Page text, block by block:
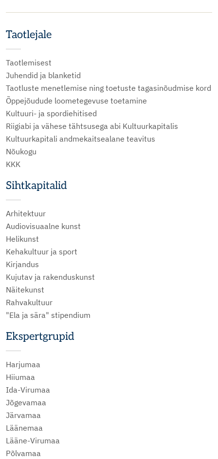
Taotlejale
Taotlemisest
Juhendid ja blanketid
Taotluste menetlemise ning toetuste tagasinõudmise kord
Õppejõudude loometegevuse toetamine
Kultuuri- ja spordiehitised
Riigiabi ja vähese tähtsusega abi Kultuurkapitalis
Kultuurkapitali andmekaitsealane teavitus
Nõukogu
KKK
Sihtkapitalid
Arhitektuur
Audiovisuaalne kunst
Helikunst
Kehakultuur ja sport
Kirjandus
Kujutav ja rakenduskunst
Näitekunst
Rahvakultuur
"Ela ja sära" stipendium
Ekspertgrupid
Harjumaa
Hiiumaa
Ida-Virumaa
Jõgevamaa
Järvamaa
Läänemaa
Lääne-Virumaa
Põlvamaa